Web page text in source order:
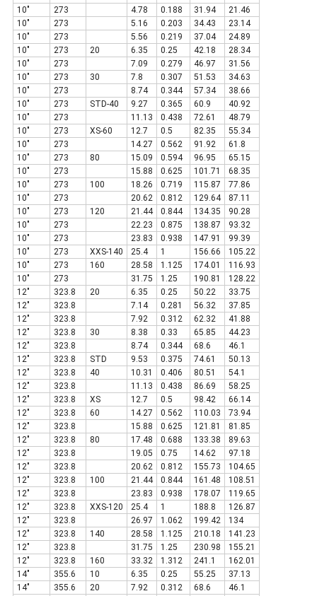
10"
273 4.78 0.188 31.94
21.46
10"
273 5.16 0.203 34.43
23.14
10"
273 5.56 0.219 37.04
24.89
10"
273 20 6.35 0.25 42.18
28.34
10"
273 7.09 0.279 46.97
31.56
10"
273 30 7.8 0.307 51.53
34.63
10"
273 8.74 0.344 57.34
38.66
10"
273 STD-40 9.27 0.365 60.9
40.92
10"
273 11.13 0.438 72.61
48.79
10"
273 XS-60 12.7 0.5 82.35
55.34
10"
273 14.27 0.562 91.92
61.8
10"
273 80 15.09 0.594 96.95
65.15
10"
273 15.88 0.625 101.71
68.35
10"
273 100 18.26 0.719 115.87
77.86
10"
273 20.62 0.812 129.64
87.11
10"
273 120 21.44 0.844 134.35
90.28
10"
273 22.23 0.875 138.87
93.32
10"
273 23.83 0.938 147.91
99.39
10"
273 XXS-140 25.4 1 156.66
105.22
10"
273 160 28.58 1.125 174.01
116.93
10"
273 31.75 1.25 190.81
128.22
12"
323.8 20 6.35 0.25 50.22
33.75
12"
323.8 7.14 0.281 56.32
37.85
12"
323.8 7.92 0.312 62.32
41.88
12"
323.8 30 8.38 0.33 65.85
44.23
12"
323.8 8.74 0.344 68.6
46.1
12"
323.8 STD 9.53 0.375 74.61
50.13
12"
323.8 40 10.31 0.406 80.51
54.1
12"
323.8 11.13 0.438 86.69
58.25
12"
323.8 XS 12.7 0.5 98.42
66.14
12"
323.8 60 14.27 0.562 110.03
73.94
12"
323.8 15.88 0.625 121.81
81.85
12"
323.8 80 17.48 0.688 133.38
89.63
12"
323.8 19.05 0.75 14.62
97.18
12"
323.8 20.62 0.812 155.73
104.65
12"
323.8 100 21.44 0.844 161.48
108.51
12"
323.8 23.83 0.938 178.07
119.65
12"
323.8 XXS-120 25.4 1 188.8
126.87
12"
323.8 26.97 1.062 199.42
134
12"
323.8 140 28.58 1.125 210.18
141.23
12"
323.8 31.75 1.25 230.98
155.21
12"
323.8 160 33.32 1.312 241.1
162.01
14"
355.6 10 6.35 0.25 55.25
37.13
14"
355.6 20 7.92 0.312 68.6
46.1